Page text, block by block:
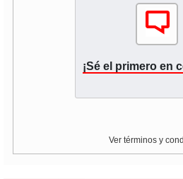
¡Sé el primero en
Ver términos y